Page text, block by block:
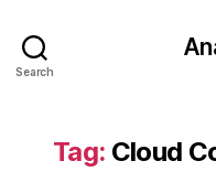
Search
Tag: Cloud